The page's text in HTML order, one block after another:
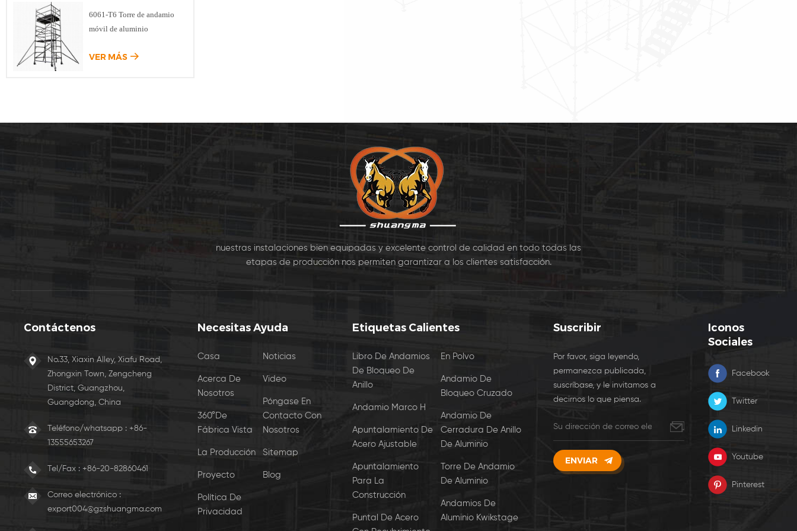
6061-T6 Torre de andamio
móvil de aluminio
VER MÁS
nuestras instalaciones bien equipadas y excelente control de calidad en todo todas las
etapas de producción nos permiten garantizar a los clientes satisfacción.
Contáctenos
No.33, Xiaxin Alley, Xiafu Road,
Zhongxin Town, Zengcheng
District, Guangzhou,
Guangdong, China
Teléfono/whatsapp : +86-
13555653267
Tel/Fax : +86-20-82860461
Correo electrónico :
export004@gzshuangma.com
Necesitas Ayuda
Casa
Acerca De
Nosotros
360°De
Fábrica Vista
La Producción
Proyecto
Política De
Privacidad
Noticias
Video
Póngase En
Contacto Con
Nosotros
Sitemap
Blog
Etiquetas Calientes
Libro De Andamios
De Bloqueo De
Anillo
Andamio Marco H
Apuntalamiento De
Acero Ajustable
Apuntalamiento
Para La
Construcción
Puntal De Acero
En Polvo
Andamio De
Bloqueo Cruzado
Andamio De
Cerradura De Anillo
De Aluminio
Torre De Andamio
De Aluminio
Andamios De
Aluminio Kwikstage
Suscribir
Por favor, siga leyendo,
permanezca publicada,
suscríbase, y le invitamos a
decirnos lo que piensa.
Iconos
Sociales
Facebook
Twitter
Linkedin
Youtube
Pinterest